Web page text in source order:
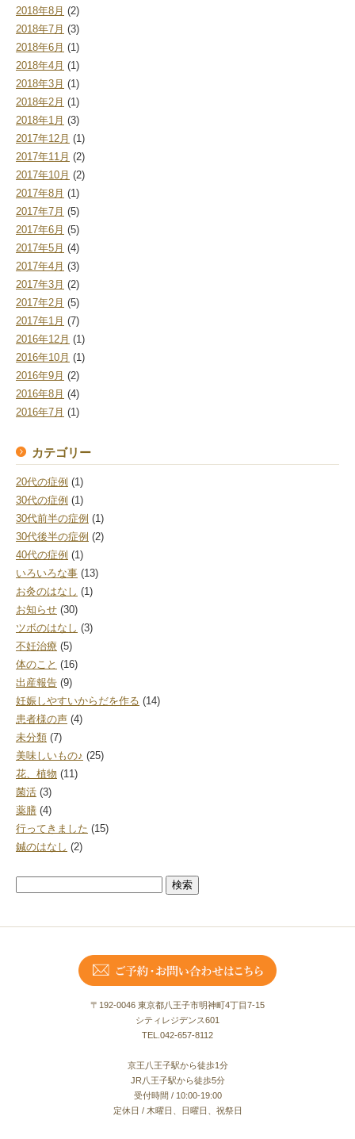
2018年8月 (2)
2018年7月 (3)
2018年6月 (1)
2018年4月 (1)
2018年3月 (1)
2018年2月 (1)
2018年1月 (3)
2017年12月 (1)
2017年11月 (2)
2017年10月 (2)
2017年8月 (1)
2017年7月 (5)
2017年6月 (5)
2017年5月 (4)
2017年4月 (3)
2017年3月 (2)
2017年2月 (5)
2017年1月 (7)
2016年12月 (1)
2016年10月 (1)
2016年9月 (2)
2016年8月 (4)
2016年7月 (1)
カテゴリー
20代の症例 (1)
30代の症例 (1)
30代前半の症例 (1)
30代後半の症例 (2)
40代の症例 (1)
いろいろな事 (13)
お灸のはなし (1)
お知らせ (30)
ツボのはなし (3)
不妊治療 (5)
体のこと (16)
出産報告 (9)
妊娠しやすいからだを作る (14)
患者様の声 (4)
未分類 (7)
美味しいもの♪ (25)
花、植物 (11)
菌活 (3)
薬膳 (4)
行ってきました (15)
鍼のはなし (2)
〒192-0046 東京都八王子市明神町4丁目7-15
シティレジデンス601
TEL.042-657-8112
京王八王子駅から徒歩1分
JR八王子駅から徒歩5分
受付時間 / 10:00-19:00
定休日 / 木曜日、日曜日、祝祭日